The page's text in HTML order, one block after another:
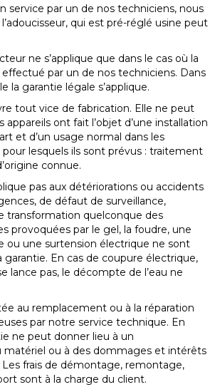
service par un de nos techniciens, nous
qui est pré-réglé usine peut
ne s’applique que dans le cas où la
par un de nos techniciens. Dans
la garantie légale s’applique.
tout vice de fabrication. Elle ne peut
appareils ont fait l’objet d’une installation
et d’un usage normal dans les
pour lesquels ils sont prévus : traitement
connue.
pas aux détériorations ou accidents
de défaut de surveillance,
transformation quelconque des
provoquées par le gel, la foudre, une
ou une surtension électrique ne sont
garantie. En cas de coupure électrique,
lance pas, le décompte de l’eau ne
au remplacement ou à la réparation
par notre service technique. En
ne peut donner lieu à un
ou à des dommages et intérêts
frais de démontage, remontage,
sont à la charge du client.